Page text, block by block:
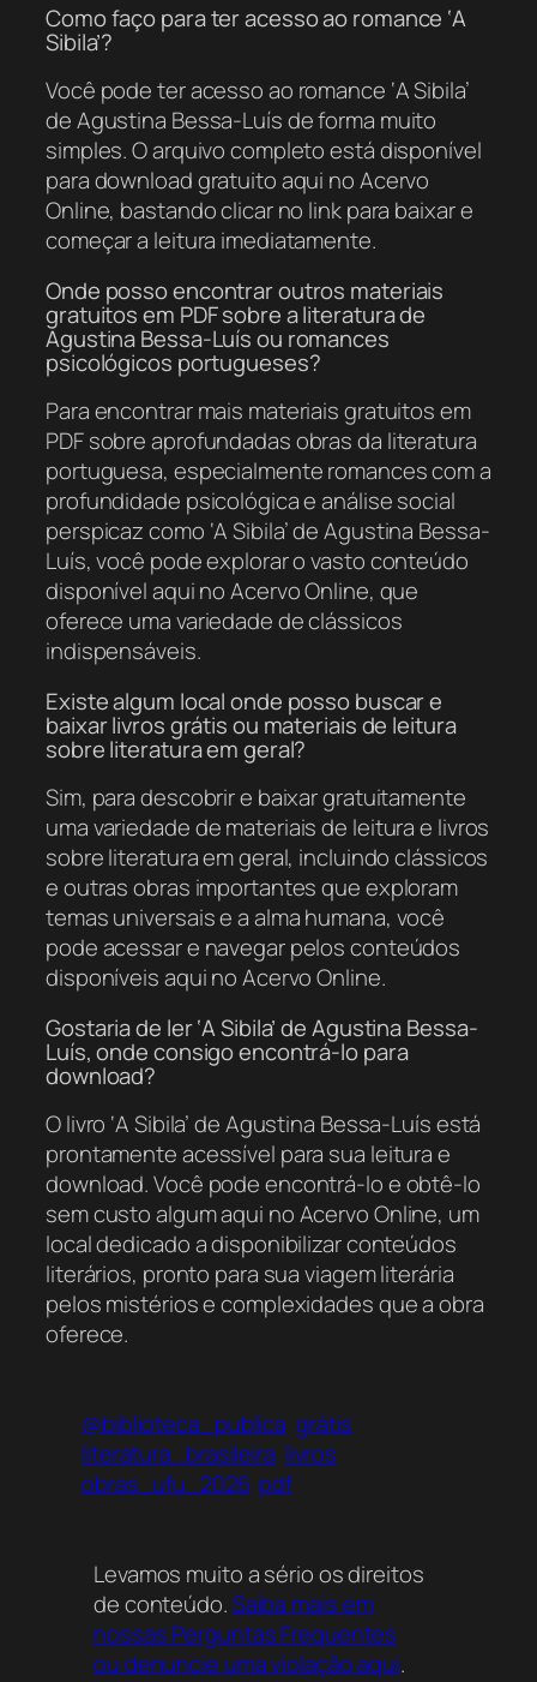
Como faço para ter acesso ao romance ‘A
Sibila’?
Você pode ter acesso ao romance ‘A Sibila’
de Agustina Bessa-Luís de forma muito
simples. O arquivo completo está disponível
para download gratuito aqui no Acervo
Online, bastando clicar no link para baixar e
começar a leitura imediatamente.
Onde posso encontrar outros materiais
gratuitos em PDF sobre a literatura de
Agustina Bessa-Luís ou romances
psicológicos portugueses?
Para encontrar mais materiais gratuitos em
PDF sobre aprofundadas obras da literatura
portuguesa, especialmente romances com a
profundidade psicológica e análise social
perspicaz como ‘A Sibila’ de Agustina Bessa-
Luís, você pode explorar o vasto conteúdo
disponível aqui no Acervo Online, que
oferece uma variedade de clássicos
indispensáveis.
Existe algum local onde posso buscar e
baixar livros grátis ou materiais de leitura
sobre literatura em geral?
Sim, para descobrir e baixar gratuitamente
uma variedade de materiais de leitura e livros
sobre literatura em geral, incluindo clássicos
e outras obras importantes que exploram
temas universais e a alma humana, você
pode acessar e navegar pelos conteúdos
disponíveis aqui no Acervo Online.
Gostaria de ler ‘A Sibila’ de Agustina Bessa-
Luís, onde consigo encontrá-lo para
download?
O livro ‘A Sibila’ de Agustina Bessa-Luís está
prontamente acessível para sua leitura e
download. Você pode encontrá-lo e obtê-lo
sem custo algum aqui no Acervo Online, um
local dedicado a disponibilizar conteúdos
literários, pronto para sua viagem literária
pelos mistérios e complexidades que a obra
oferece.
@biblioteca_publica grátis
literatura_brasileira livros
obras_ufu_2026 pdf
Levamos muito a sério os direitos
de conteúdo.Saiba mais em
nossas Perguntas Frequentes
ou denuncie uma violação aqui.